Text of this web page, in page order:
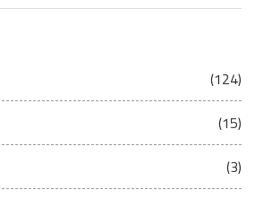
(124)
(15)
(3)